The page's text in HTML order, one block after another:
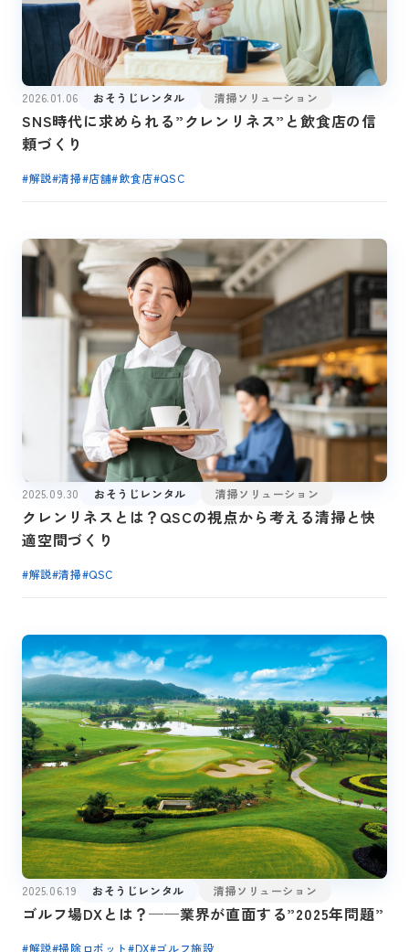
2026.01.06 おそうじレンタル 清掃ソリューション
SNS時代に求められる”クレンリネス”と飲食店の信
頼づくり
#解説#清掃#店舗#飲食店#QSC
2025.09.30 おそうじレンタル 清掃ソリューション
クレンリネスとは？QSCの視点から考える清掃と快
適空間づくり
#解説#清掃#QSC
2025.06.19 おそうじレンタル 清掃ソリューション
ゴルフ場DXとは？──業界が直面する”2025年問題”
#解説#掃除ロボット#DX#ゴルフ施設